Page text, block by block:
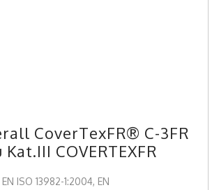
CoverTexFR® C-3FR
COVERTEXFR
ISO 13982-1:2004, EN